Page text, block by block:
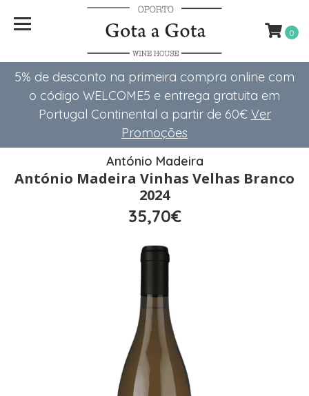
5% de desconto na primeira compra online com
o código WELCOME5 e entrega gratuita em
Portugal Continental a partir de 60€ Ver
Promoções
0
António Madeira
António Madeira Vinhas Velhas Branco
2024
35,70€